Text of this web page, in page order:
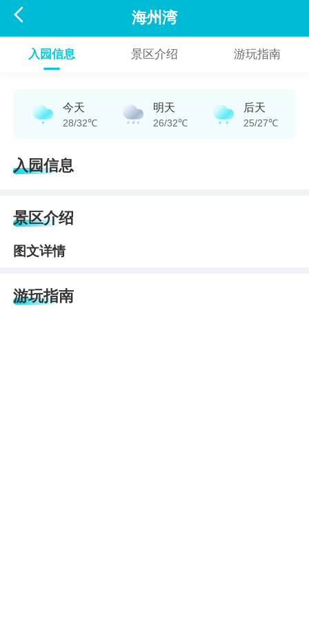
 海州湾
入园信息 景区介绍 游玩指南
今天
28/32℃
明天
26/32℃
后天
25/27℃
入园信息
景区介绍
图文详情
游玩指南